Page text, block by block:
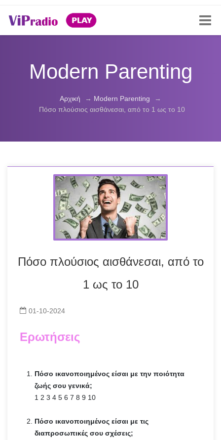
Modern Parenting
Αρχική → Modern Parenting
→
Πόσο πλούσιος αισθάνεσαι, από το 1 ως το 10
Πόσο πλούσιος αισθάνεσαι, από το
1 ως το 10
01-10-2024
Ερωτήσεις
Πόσο ικανοποιημένος είσαι με την ποιότητα
ζωής σου γενικά;
1 2 3 4 5 6 7 8 9 10
Πόσο ικανοποιημένος είσαι με τις
διαπροσωπικές σου σχέσεις;